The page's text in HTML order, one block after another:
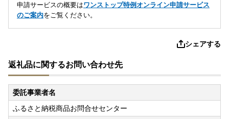
申請サービスの概要はワンストップ特例オンライン申請サービス
のご案内をご覧ください。
シェアする
返礼品に関するお問い合わせ先
委託事業者名
ふるさと納税商品お問合せセンター